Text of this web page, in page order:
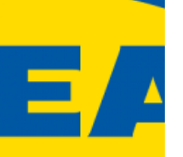
משחקים
ביקורות משחקים